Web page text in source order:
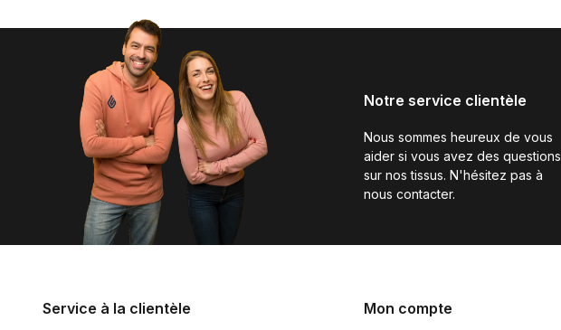
Notre service clientèle
Nous sommes heureux de vous
aider si vous avez des questions
sur nos tissus. N'hésitez pas à
nous contacter.
Service à la clientèle Mon compte